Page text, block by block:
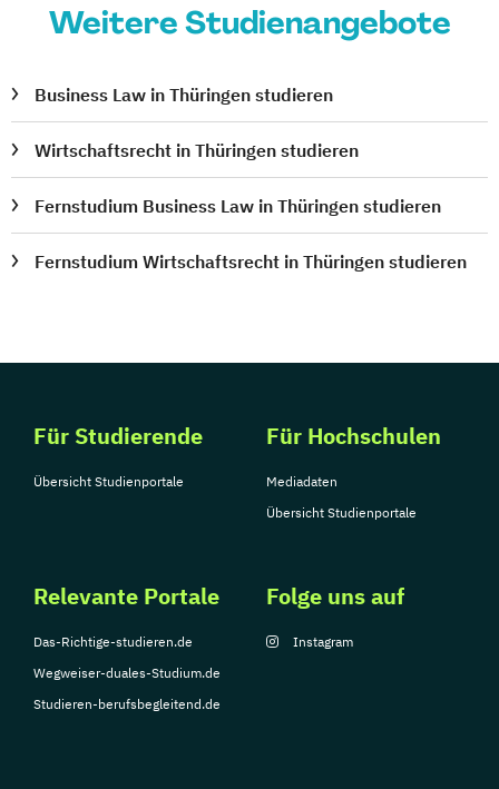
Weitere Studienangebote
Business Law in Thüringen studieren
Wirtschaftsrecht in Thüringen studieren
Fernstudium Business Law in Thüringen studieren
Fernstudium Wirtschaftsrecht in Thüringen studieren
Für Studierende
Übersicht Studienportale
Für Hochschulen
Mediadaten
Übersicht Studienportale
Relevante Portale
Das-Richtige-studieren.de
Wegweiser-duales-Studium.de
Studieren-berufsbegleitend.de
Folge uns auf
Instagram